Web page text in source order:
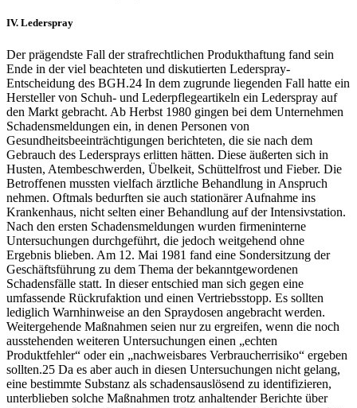
IV. Lederspray
Der prägendste Fall der strafrechtlichen Produkthaftung fand sein
Ende in der viel beachteten und diskutierten Lederspray-
Entscheidung des BGH.24 In dem zugrunde liegenden Fall hatte ein
Hersteller von Schuh- und Lederpflegeartikeln ein Lederspray auf
den Markt gebracht. Ab Herbst 1980 gingen bei dem Unternehmen
Schadensmeldungen ein, in denen Personen von
Gesundheitsbeeinträchtigungen berichteten, die sie nach dem
Gebrauch des Ledersprays erlitten hätten. Diese äußerten sich in
Husten, Atembeschwerden, Übelkeit, Schüttelfrost und Fieber. Die
Betroffenen mussten vielfach ärztliche Behandlung in Anspruch
nehmen. Oftmals bedurften sie auch stationärer Aufnahme ins
Krankenhaus, nicht selten einer Behandlung auf der Intensivstation.
Nach den ersten Schadensmeldungen wurden firmeninterne
Untersuchungen durchgeführt, die jedoch weitgehend ohne
Ergebnis blieben. Am 12. Mai 1981 fand eine Sondersitzung der
Geschäftsführung zu dem Thema der bekanntgewordenen
Schadensfälle statt. In dieser entschied man sich gegen eine
umfassende Rückrufaktion und einen Vertriebsstopp. Es sollten
lediglich Warnhinweise an den Spraydosen angebracht werden.
Weitergehende Maßnahmen seien nur zu ergreifen, wenn die noch
ausstehenden weiteren Untersuchungen einen „echten
Produktfehler“ oder ein „nachweisbares Verbraucherrisiko“ ergeben
sollten.25 Da es aber auch in diesen Untersuchungen nicht gelang,
eine bestimmte Substanz als schadensauslösend zu identifizieren,
unterblieben solche Maßnahmen trotz anhaltender Berichte über